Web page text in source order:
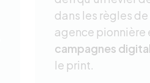
dans les règles de
agence pionnière
campagnes
le print.